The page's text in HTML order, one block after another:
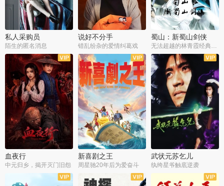
私人采购员
陌生的匿名消息
说好不分手
错乱纷杂的爱情纠葛戏
蜀山：新蜀山剑侠
无法超越的林青霞经典角色
血夜行
中元归乡，揭开灭门旧怨
新喜剧之王
周星驰20年后为爱奋斗
武状元苏乞儿
纨绔星爷触底逆袭